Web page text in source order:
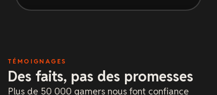
TÉMOIGNAGES
Des faits, pas des promesses
Plus de 50 000 gamers nous font confiance